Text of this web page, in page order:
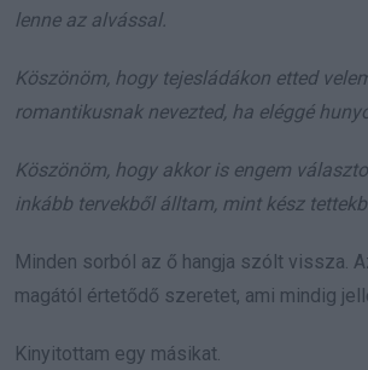
lenne az alvással.
Köszönöm, hogy tejesládákon etted
romantikusnak nevezted, ha eléggé
Köszönöm, hogy akkor is engem
inkább tervekből álltam, mint kész
Minden sorból az ő hangja szólt vissza.
magától értetődő szeretet, ami mindig
Kinyitottam egy másikat.